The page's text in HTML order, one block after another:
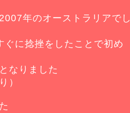
年のオーストラリアでし
に捻挫をしたことで初め
なりました
）